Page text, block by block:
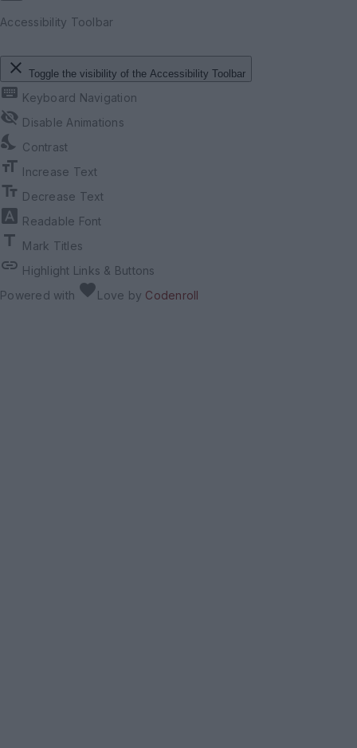
Accessibility Toolbar
close Toggle the visibility of the Accessibility Toolbar
keyboard Keyboard Navigation
visibility_off Disable Animations
nights_stay Contrast
format_size Increase Text
text_fields Decrease Text
font_download Readable Font
title Mark Titles
link Highlight Links & Buttons
Powered with favoriteLove by Codenroll